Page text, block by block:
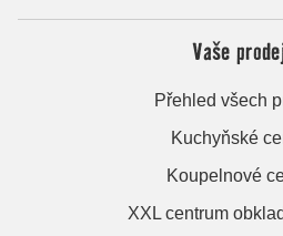
Vaše
Přehled všech
Kuchyňské
Koupelnové
XXL centrum